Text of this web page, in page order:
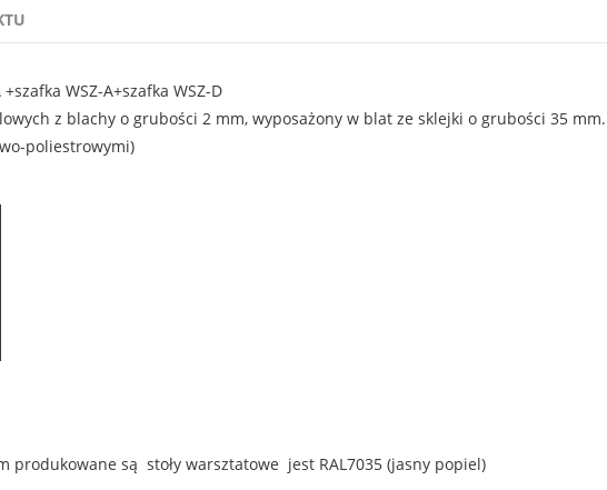
WSZ-A+szafka WSZ-D
z blachy o grubości 2 mm, wyposażony w blat ze sklejki o grubości 35
poliestrowymi)
produkowane są stoły warsztatowe jest RAL7035 (jasny popiel)